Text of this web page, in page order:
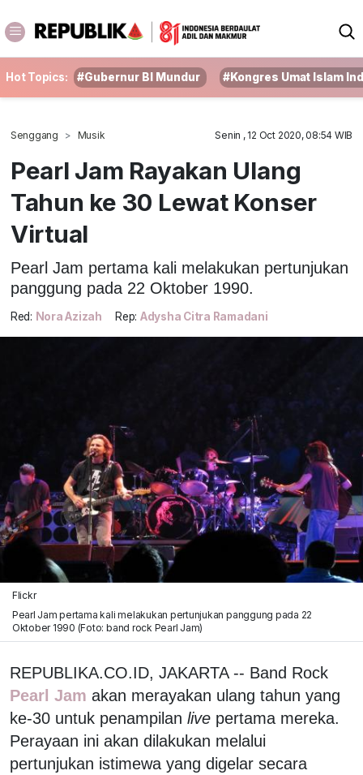
Hot Topics: #Gubernur BI Mundur #Kongres Umat Islam
Senggang Musik Senin , 12 Oct 2020, 08:54 WIB
Pearl Jam Rayakan Ulang
Tahun ke 30 Lewat Konser
Virtual
Pearl Jam pertama kali melakukan pertunjukan
panggung pada 22 Oktober 1990.
Red: Nora Azizah Rep: Adysha Citra Ramadani
Flickr
Pearl Jam pertama kali melakukan pertunjukan panggung pada 22
Oktober 1990 (Foto: band rock Pearl Jam)
REPUBLIKA.CO.ID, JAKARTA -- Band Rock
Pearl Jam akan merayakan ulang tahun yang
ke-30 untuk penampilan live pertama mereka.
Perayaan ini akan dilakukan melalui
pertunjukan istimewa yang digelar secara